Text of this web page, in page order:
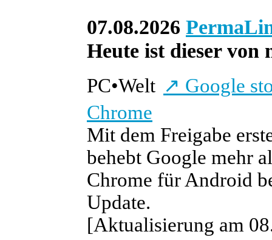
07.08.2026
Heute ist dieser von
PC•Welt ↗ Google
Chrome
Mit dem Freigabe
behebt Google mehr
Chrome für Android
Update.
[Aktualisierung am